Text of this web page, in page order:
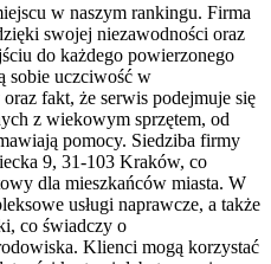
w naszym rankingu. Firma
swojej niezawodności oraz
do każdego powierzonego
sobie uczciwość w
fakt, że serwis podejmuje się
z wiekowym sprzętem, od
pomocy. Siedziba firmy
9, 31-103 Kraków, co
dla mieszkańców miasta. W
usługi naprawcze, a także
co świadczy o
Klienci mogą korzystać